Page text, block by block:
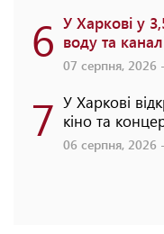
6 У Харкові у
воду та
07 серпня, 2026
7 У Харкові
кіно та
06 серпня, 2026